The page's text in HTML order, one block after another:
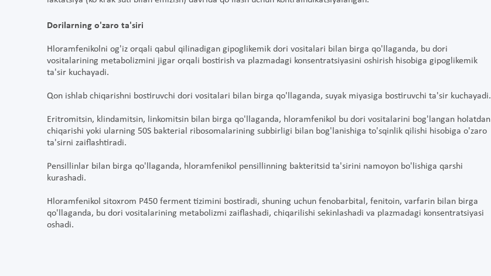
Dorilarning o'zaro ta'siri
Hloramfenikolni og'iz orqali qabul qilinadigan gipoglikemik dori vositalari bilan birga qo'llaganda, bu dori
vositalarining metabolizmini jigar orqali bostirish va plazmadagi konsentratsiyasini oshirish hisobiga gipoglikemik
ta'sir kuchayadi.
Qon ishlab chiqarishni bostiruvchi dori vositalari bilan birga qo'llaganda, suyak miyasiga bostiruvchi ta'sir kuchayadi.
Eritromitsin, klindamitsin, linkomitsin bilan birga qo'llaganda, hloramfenikol bu dori vositalarini bog'langan holatdan
chiqarishi yoki ularning 50S bakterial ribosomalarining subbirligi bilan bog'lanishiga to'sqinlik qilishi hisobiga o'zaro
ta'sirni zaiflashtiradi.
Pensillinlar bilan birga qo'llaganda, hloramfenikol pensillinning bakteritsid ta'sirini namoyon bo'lishiga qarshi
kurashadi.
Hloramfenikol sitoxrom P450 ferment tizimini bostiradi, shuning uchun fenobarbital, fenitoin, varfarin bilan birga
qo'llaganda, bu dori vositalarining metabolizmi zaiflashadi, chiqarilishi sekinlashadi va plazmadagi konsentratsiyasi
oshadi.